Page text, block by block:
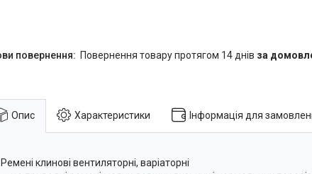
повернення товару протягом 14 днів за
Опис Характеристики Інформація для
Ремені клинові вентиляторні, варіаторні